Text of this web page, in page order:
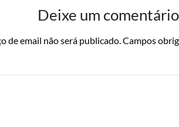
Deixe um comentário
de email não será publicado.Campos